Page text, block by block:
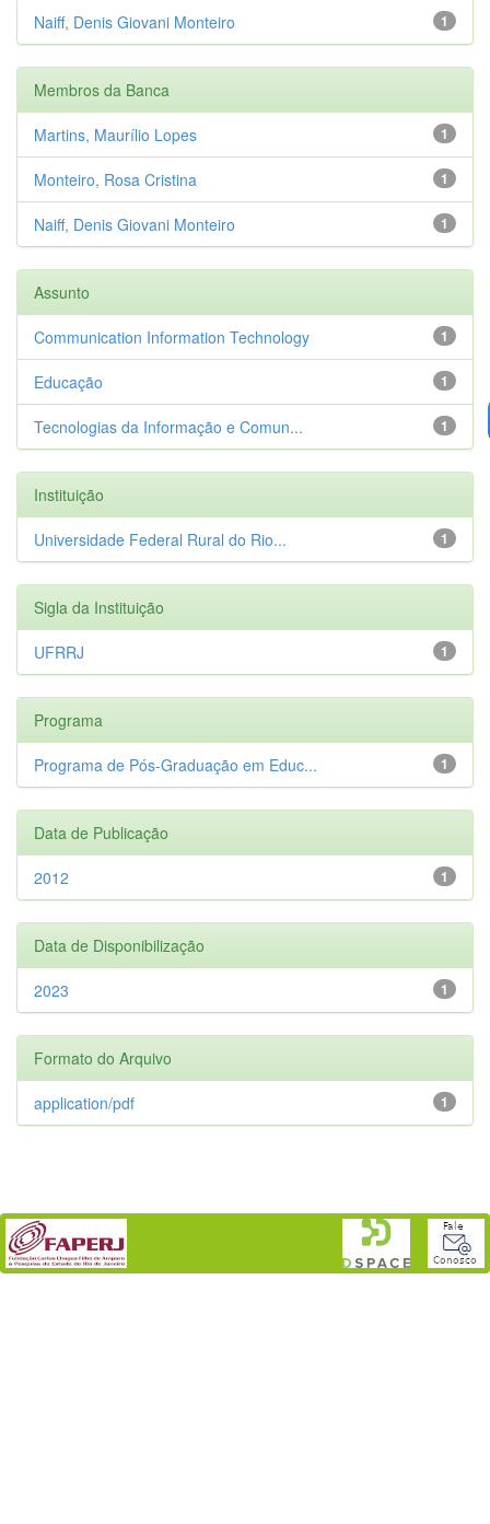
1
Naiff, Denis Giovani Monteiro
Membros da Banca
1
Martins, Maurílio Lopes
1
Monteiro, Rosa Cristina
1
Naiff, Denis Giovani Monteiro
Assunto
1
Communication Information Technology
1
Educação
1
Tecnologias da Informação e Comun...
Instituição
1
Universidade Federal Rural do Rio...
Sigla da Instituição
1
UFRRJ
Programa
1
Programa de Pós-Graduação em Educ...
Data de Publicação
1
2012
Data de Disponibilização
1
2023
Formato do Arquivo
1
application/pdf